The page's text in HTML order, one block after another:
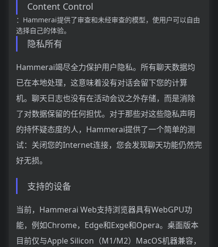
Content Control
：Hammerai提供了审查和未经审查的模型，使用户可以自由
选择自己的体验。
隐私所有
Hammerai竭尽全力保护用户隐私。所有聊天数据均
已在本地处理，这意味着没有对话会留下您的计算
机。聊天日志也没有在活动会议之外存储，而是消除
了对数据保留的任何担忧。对于那些对这些隐私声明
的持怀疑态度的人，Hammerai提供了一个简单的测
试：关闭您的Internet连接，您会发现聊天功能仍然完
好无损。
支持的设备
当前，Hammerai Web支持浏览器具有WebGPU功
能，例如Chrome，Edge和Exge和Opera。桌面版本
目前仅与Apple Silicon（M1/M2）MacOS机器兼容，